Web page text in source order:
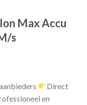
Max Accu
s
Direct
en